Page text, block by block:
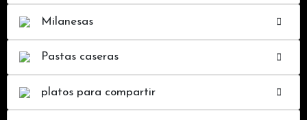
Milanesas
Pastas caseras
platos para compartir